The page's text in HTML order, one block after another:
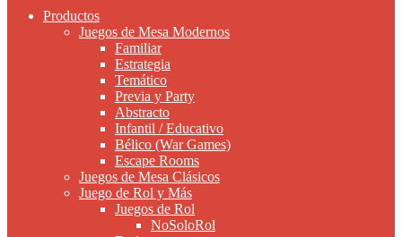
Productos
Juegos de Mesa Modernos
Familiar
Estrategia
Temático
Previa y Party
Abstracto
Infantil / Educativo
Bélico (War Games)
Escape Rooms
Juegos de Mesa Clásicos
Juego de Rol y Más
Juegos de Rol
NoSoloRol